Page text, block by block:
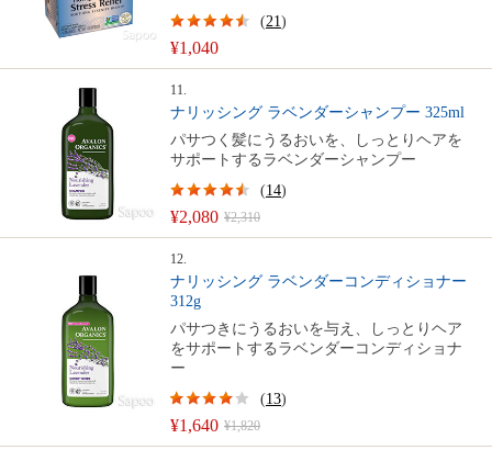
¥1,040
(21)
11.
ナリッシング ラベンダーシャンプー 325ml
パサつく髪にうるおいを、しっとりヘアを
サポートするラベンダーシャンプー
¥2,080 ¥2,310
(14)
12.
ナリッシング ラベンダーコンディショナー
312g
パサつきにうるおいを与え、しっとりヘア
をサポートするラベンダーコンディショナ
ー
¥1,640 ¥1,820
(13)